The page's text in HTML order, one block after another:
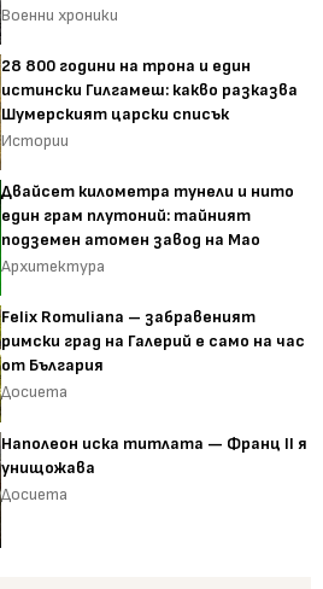
Военни хроники
28 800 години на трона и един
истински Гилгамеш: какво разказва
Шумерският царски списък
Истории
Двайсет километра тунели и нито
един грам плутоний: тайният
подземен атомен завод на Мао
Архитектура
Felix Romuliana – забравеният
римски град на Галерий е само на час
от България
Досиета
Наполеон иска титлата — Франц II я
унищожава
Досиета